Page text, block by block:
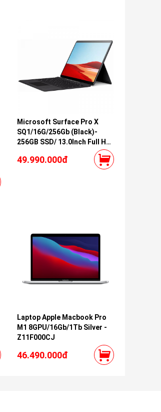
Microsoft Surface Pro X
SQ1/16G/256Gb (Black)-
256GB SSD/ 13.0Inch Full HD/
Wifi/Bluetooth/Nano Sim
49.990.000đ
Laptop Apple Macbook Pro
M1 8GPU/16Gb/1Tb Silver -
Z11F000CJ
46.490.000đ